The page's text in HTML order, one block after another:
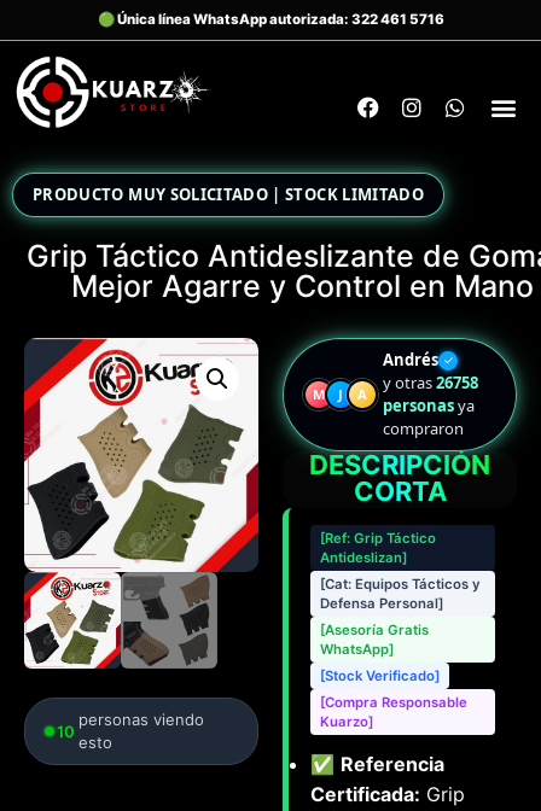
PRODUCTO MUY SOLICITADO | STOCK LIMITADO
Grip Táctico Antideslizante de
Mejor Agarre y Control en Mano
10
personas viendo
esto
M J A
Andrés ✓
y otras26758
personasya
compraron
DESCRIPCIÓN
CORTA
[Ref: Grip Táctico
Antideslizan]
[Cat: Equipos Tácticos y
Defensa Personal]
[Asesoría Gratis
WhatsApp]
[Stock Verificado]
[Compra Responsable
Kuarzo]
✅ Referencia
Certificada: Grip